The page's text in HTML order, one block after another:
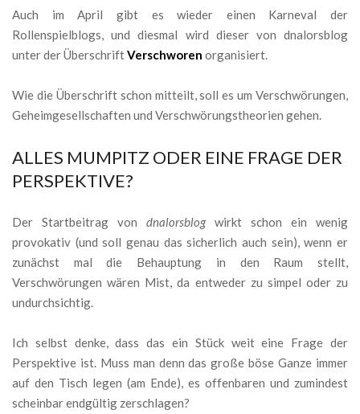
02
Auch im April gibt es wieder einen Karneval der
Rollenspielblogs, und diesmal wird dieser von dnalorsblog
unter der ÜberschriftVerschworen organisiert.
Wie die Überschrift schon mitteilt, soll es um Verschwörungen,
Geheimgesellschaften und Verschwörungstheorien gehen.
ALLES MUMPITZ ODER EINE FRAGE DER
PERSPEKTIVE?
Der Startbeitrag von dnalorsblogwirkt schon ein wenig
provokativ (und soll genau das sicherlich auch sein), wenn er
zunächst mal die Behauptung in den Raum stellt,
Verschwörungen wären Mist, da entweder zu simpel oder zu
undurchsichtig.
Ich selbst denke, dass das ein Stück weit eine Frage der
Perspektive ist. Muss man denn das große böse Ganze immer
auf den Tisch legen (am Ende), es offenbaren und zumindest
scheinbar endgültig zerschlagen?